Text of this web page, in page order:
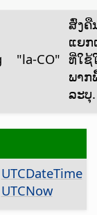
"la-CO"
ສົ່ງຄື
ແຍກ
ທີ່ໃຊ້
ພາກ
ລະບຸ.
UTCDateTime
UTCNow